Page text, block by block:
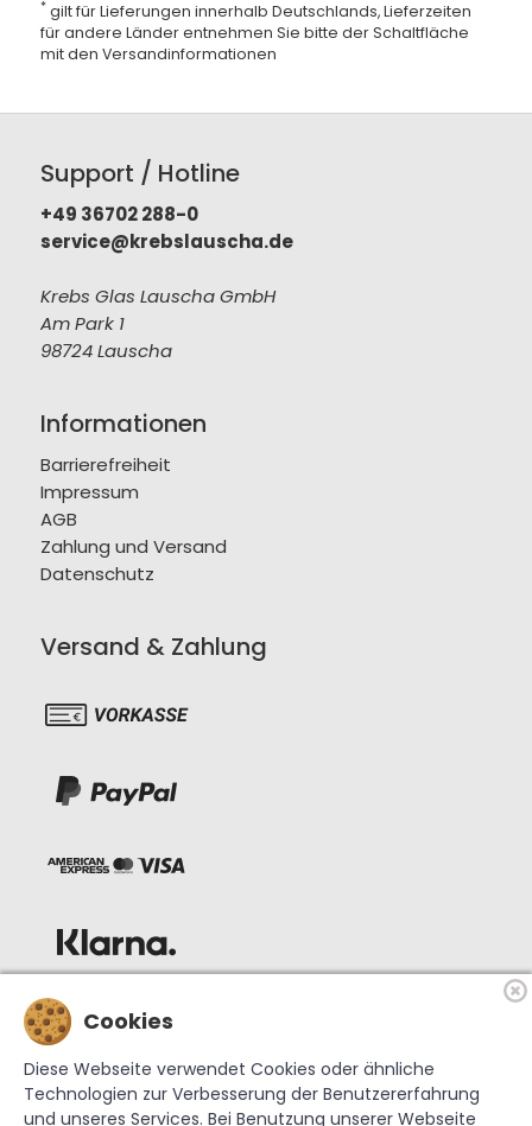
*gilt für Lieferungen innerhalb Deutschlands, Lieferzeiten
für andere Länder entnehmen Sie bitte der Schaltfläche
mit den Versandinformationen
Support / Hotline
+49 36702 288-0
service@krebslauscha.de
Krebs Glas Lauscha GmbH
Am Park 1
98724 Lauscha
Informationen
Barrierefreiheit
Impressum
AGB
Zahlung und Versand
Datenschutz
Versand & Zahlung
Cookies
Diese Webseite verwendet Cookies oder ähnliche
Technologien zur Verbesserung der Benutzererfahrung
und unseres Services. Bei Benutzung unserer Webseite